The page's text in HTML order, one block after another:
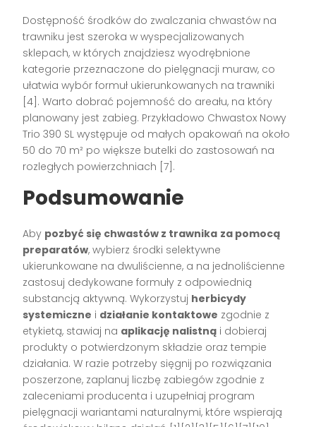
Dostępność środków do zwalczania chwastów na
trawniku jest szeroka w wyspecjalizowanych
sklepach, w których znajdziesz wyodrębnione
kategorie przeznaczone do pielęgnacji muraw, co
ułatwia wybór formuł ukierunkowanych na trawniki
[4]. Warto dobrać pojemność do areału, na który
planowany jest zabieg. Przykładowo Chwastox Nowy
Trio 390 SL występuje od małych opakowań na około
50 do 70 m² po większe butelki do zastosowań na
rozległych powierzchniach [7].
Podsumowanie
Aby pozbyć się chwastów z trawnika za pomocą
preparatów, wybierz środki selektywne
ukierunkowane na dwuliścienne, a na jednoliścienne
zastosuj dedykowane formuły z odpowiednią
substancją aktywną. Wykorzystuj herbicydy
systemiczne i działanie kontaktowe zgodnie z
etykietą, stawiaj na aplikację nalistną i dobieraj
produkty o potwierdzonym składzie oraz tempie
działania. W razie potrzeby sięgnij po rozwiązania
poszerzone, zaplanuj liczbę zabiegów zgodnie z
zaleceniami producenta i uzupełniaj program
pielęgnacji wariantami naturalnymi, które wspierają